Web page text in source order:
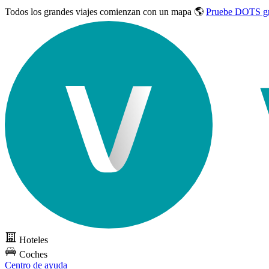
Todos los grandes viajes comienzan con un mapa 🌎 Pruebe DOTS
Hoteles
Coches
Centro de ayuda